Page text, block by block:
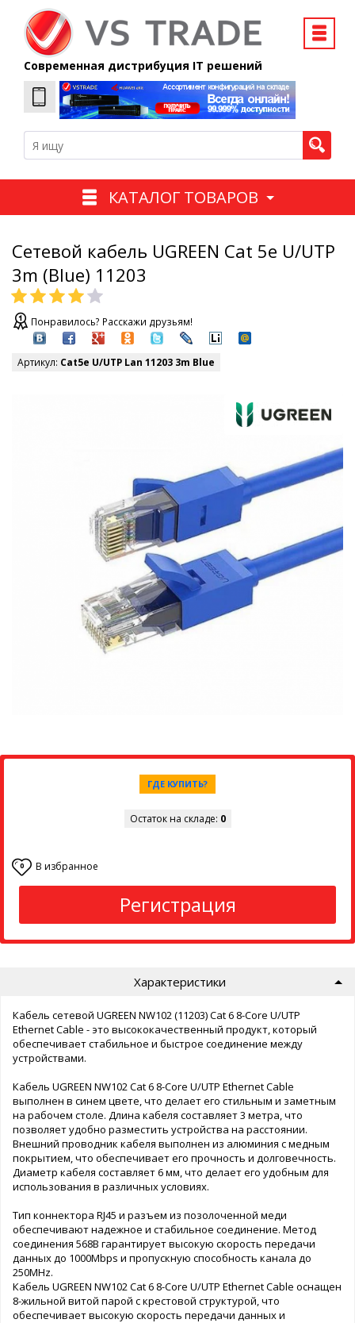
Современная дистрибуция IT решений
КАТАЛОГ ТОВАРОВ
Сетевой кабель UGREEN Cat 5e U/UTP
3m (Blue) 11203
Понравилось? Расскажи друзьям!
Артикул: Cat5e U/UTP Lan 11203 3m Blue
ГДЕ КУПИТЬ?
Остаток на складе: 0
0 В избранное
Регистрация
Характеристики
Кабель сетевой UGREEN NW102 (11203) Cat 6 8-Core U/UTP
Ethernet Cable - это высококачественный продукт, который
обеспечивает стабильное и быстрое соединение между
устройствами.
Кабель UGREEN NW102 Cat 6 8-Core U/UTP Ethernet Cable
выполнен в синем цвете, что делает его стильным и заметным
на рабочем столе. Длина кабеля составляет 3 метра, что
позволяет удобно разместить устройства на расстоянии.
Внешний проводник кабеля выполнен из алюминия с медным
покрытием, что обеспечивает его прочность и долговечность.
Диаметр кабеля составляет 6 мм, что делает его удобным для
использования в различных условиях.
Тип коннектора RJ45 и разъем из позолоченной меди
обеспечивают надежное и стабильное соединение. Метод
соединения 568B гарантирует высокую скорость передачи
данных до 1000Mbps и пропускную способность канала до
250MHz.
Кабель UGREEN NW102 Cat 6 8-Core U/UTP Ethernet Cable оснащен
8-жильной витой парой с крестовой структурой, что
обеспечивает высокую скорость передачи данных и